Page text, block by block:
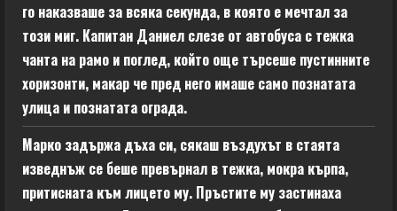
го наказваше за всяка секунда, в която е мечтал за
този миг. Капитан Даниел слезе от автобуса с тежка
чанта на рамо и поглед, който още търсеше пустинните
хоризонти, макар че пред него имаше само познатата
улица и познатата ограда.
Марко задържа дъха си, сякаш въздухът в стаята
изведнъж се беше превърнал в тежка, мокра кърпа,
притисната към лицето му. Пръстите му застинаха